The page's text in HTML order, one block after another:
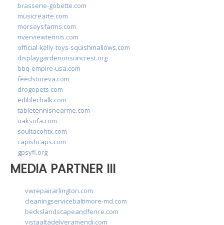
brasserie-gobette.com
musicrearte.com
morseysfarms.com
riverviewtennis.com
official-kelly-toys-squishmallows.com
displaygardenonsuncrest.org
bbq-empire-usa.com
feedstoreva.com
drogopets.com
ediblechalk.com
tabletennisnearme.com
oaksofa.com
soultacohtx.com
capishcaps.com
gpsyfl.org
MEDIA PARTNER III
vwrepairarlington.com
cleaningservicebaltimore-md.com
beckslandscapeandfence.com
vistaaltadelveramendi.com